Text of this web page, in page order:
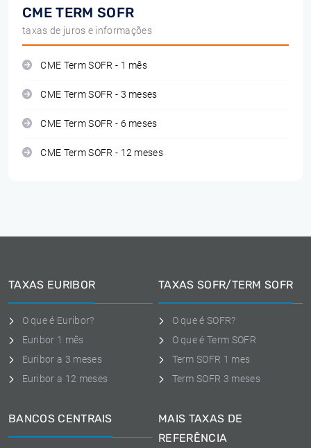
CME TERM SOFR
taxas de juros e informações
CME Term SOFR - 1 mês
CME Term SOFR - 3 meses
CME Term SOFR - 6 meses
CME Term SOFR - 12 meses
TAXAS EURIBOR
O que é Euribor?
Euribor 1 mês
Euribor a 3 meses
Euribor a 12 meses
TAXAS SOFR/TERM SOFR
O que é SOFR?
O que é Term SOFR
Term SOFR 1 mes
Term SOFR 3 meses
BANCOS CENTRAIS
MAIS TAXAS DE
REFERÊNCIA